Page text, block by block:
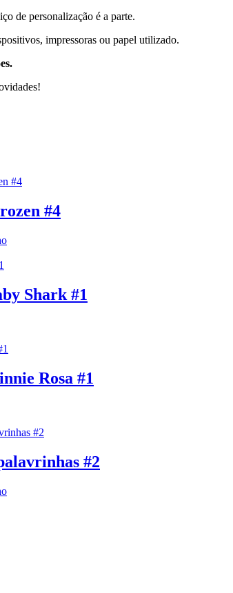
de personalização é a parte.
impressoras ou papel utilizado.
#4
Shark #1
Rosa #1
#2